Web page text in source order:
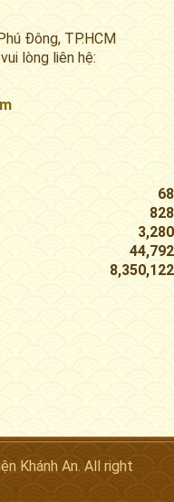
Đông, TP.HCM
lòng liên hệ:
68
828
3,280
44,792
8,350,122
Khánh An. All right